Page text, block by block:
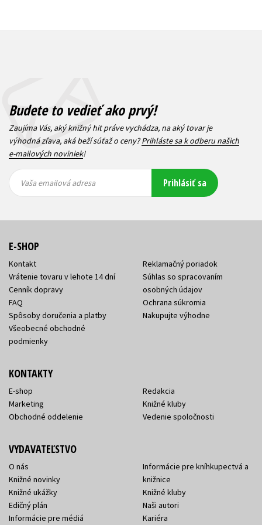
Budete to vedieť ako prvý!
Zaujíma Vás, aký knižný hit práve vychádza, na aký tovar je
výhodná zľava, aká beží súťaž o ceny?Prihláste sa k odberu našich
e-mailových noviniek!
emailová
emailová
Vaša emailová adresa Prihlásiť sa
E-SHOP
Kontakt
Vrátenie tovaru v lehote 14 dní
Cenník dopravy
FAQ
Spôsoby doručenia a platby
Všeobecné obchodné
podmienky
Reklamačný poriadok
Súhlas so spracovaním
osobných údajov
Ochrana súkromia
Nakupujte výhodne
KONTAKTY
E-shop
Marketing
Obchodné oddelenie
Redakcia
Knižné kluby
Vedenie spoločnosti
VYDAVATEĽSTVO
O nás
Knižné novinky
Knižné ukážky
Edičný plán
Informácie pre médiá
Informácie pre kníhkupectvá a
knižnice
Knižné kluby
Naši autori
Kariéra